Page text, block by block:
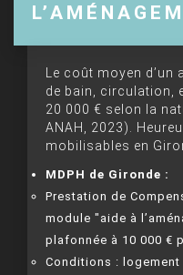
Le coût moyen
de bain, circulation,
20 000 € selon la
ANAH, 2023).
mobilisables en
MDPH de Gironde :
Prestation de
module "aide à
plafonnée à 10 000 €
Conditions :